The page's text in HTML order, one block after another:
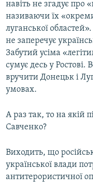
навіть не згадує про
називаючи їх
луганської
не заперечує
Забутий усіма
сумує десь у
вручити Донецьк і
умовах.
А раз так, то на якій
Савченко?
Виходить, що
української влади
антитерористичної